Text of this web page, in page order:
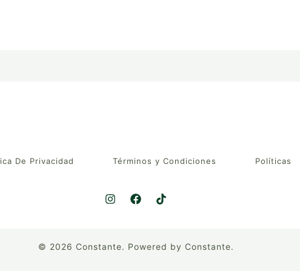
De Privacidad Términos y Condiciones Políticas
© 2026 Constante. Powered by Constante.